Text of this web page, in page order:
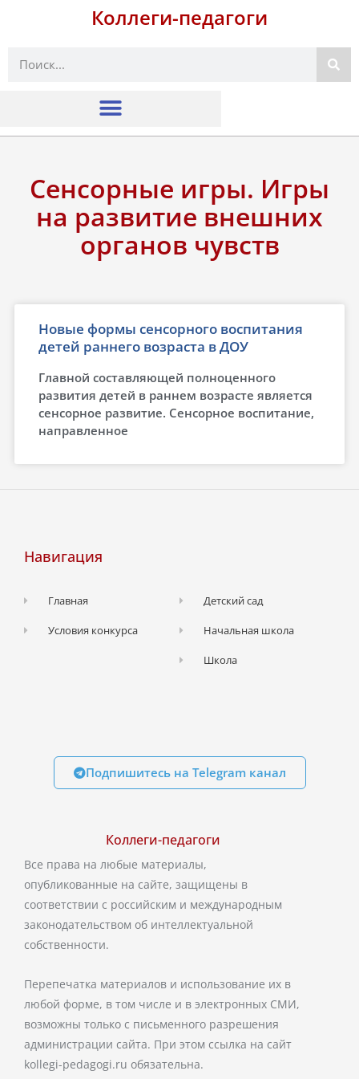
Коллеги-педагоги
Поиск
Сенсорные игры. Игры
на развитие внешних
органов чувств
Новые формы сенсорного воспитания
детей раннего возраста в ДОУ
Главной составляющей полноценного
развития детей в раннем возрасте является
сенсорное развитие. Сенсорное воспитание,
направленное
Навигация
Главная
Условия конкурса
Детский сад
Начальная школа
Школа
Подпишитесь на Telegram канал
Коллеги-педагоги
Все права на любые материалы,
опубликованные на сайте, защищены в
соответствии с российским и международным
законодательством об интеллектуальной
собственности.
Перепечатка материалов и использование их в
любой форме, в том числе и в электронных СМИ,
возможны только с письменного разрешения
администрации сайта. При этом ссылка на сайт
kollegi-pedagogi.ru обязательна.